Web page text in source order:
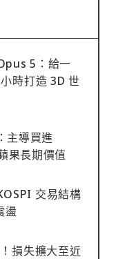
5：給一
時打造 3D 世
主導買進
果長期價值
交易結構
盪
損失擴大至近